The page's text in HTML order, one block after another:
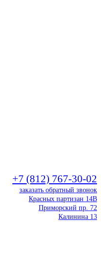
+7 (812) 767-30-02
заказать обратный звонок
Красных партизан 14В
Приморский пр. 72
Калинина 13